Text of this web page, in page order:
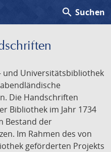
search Suchen
und Universitätsbibliothek
Die Handschriften
Bibliothek im Jahr 1734
Bestand der
Im Rahmen des von
geförderten Projekts